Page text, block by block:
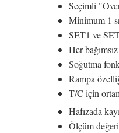
Seçimli
Minimum 1
SET1 ve
Her
Soğutma
Rampa
T/C için
Hafızada
Ölçüm